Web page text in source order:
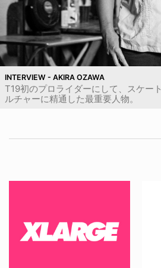
INTERVIEW - AKIRA OZAWA
T19初のプロライダーにして、スケー
ルチャーに精通した最重要人物。